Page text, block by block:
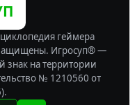
геймера
Игросуп® —
знак на территории
№ 1210560 от